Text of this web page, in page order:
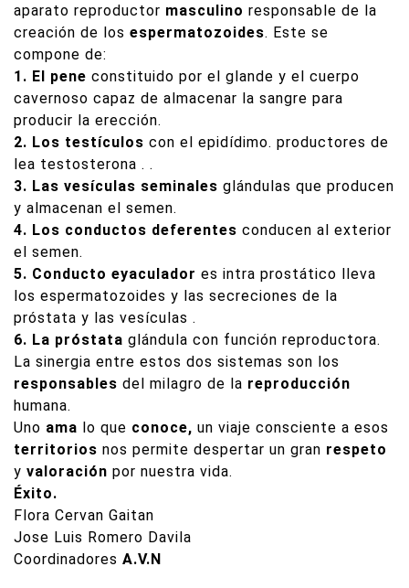
aparato reproductor masculino responsable de la
creación de los espermatozoides. Este se
compone de:
1. El pene constituido por el glande y el cuerpo
cavernoso capaz de almacenar la sangre para
producir la erección.
2. Los testículos con el epidídimo. productores de
lea testosterona . .
3. Las vesículas seminales glándulas que producen
y almacenan el semen.
4. Los conductos deferentes conducen al exterior
el semen.
5. Conducto eyaculador es intra prostático lleva
los espermatozoides y las secreciones de la
próstata y las vesículas .
6. La próstata glándula con función reproductora.
La sinergia entre estos dos sistemas son los
responsables del milagro de la reproducción
humana.
Uno ama lo que conoce, un viaje consciente a esos
territorios nos permite despertar un gran respeto
y valoración por nuestra vida.
Éxito.
Flora Cervan Gaitan
Jose Luis Romero Davila
Coordinadores A.V.N